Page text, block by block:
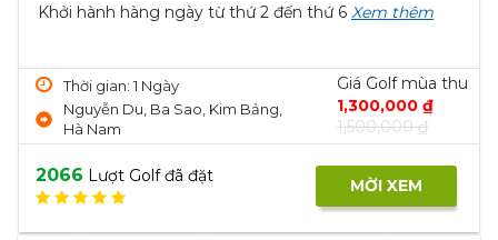
Khởi hành hàng ngày từ thứ 2 đến thứ 6 Xem thêm
Thời gian: 1 Ngày
Nguyễn Du, Ba Sao, Kim Bảng,
Hà Nam
Giá Golf mùa thu
1,300,000 ₫
1,500,000 ₫
2066 Lượt Golf đã đặt MỜI XEM